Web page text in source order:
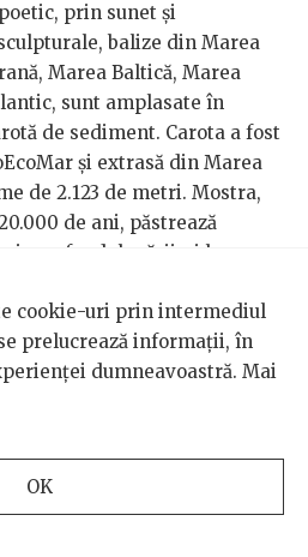
prin sunet și
balize din Marea
Marea Baltică, Marea
sunt amplasate în
de sediment. Carota a fost
și extrasă din Marea
de 2.123 de metri. Mostra,
de ani, păstrează
pe fundul mării, și le
care au modelat
cookie-uri prin intermediul
prelucrează informații, în
dumneavoastră. Mai
OK